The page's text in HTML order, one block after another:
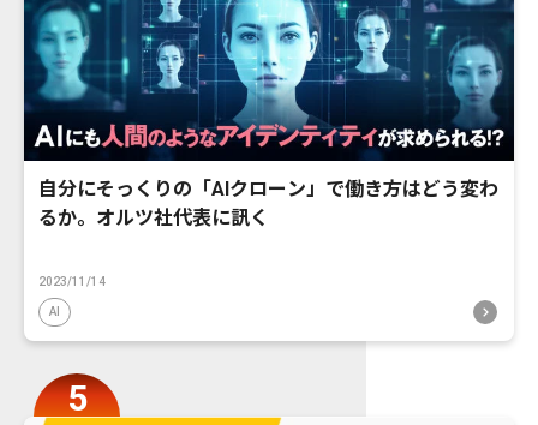
自分にそっくりの「AIクローン」で働き方はどう変わ
るか。オルツ社代表に訊く
2023/11/14
AI